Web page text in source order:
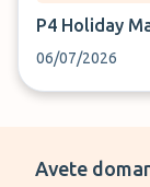
P4 Holiday
06/07/2026
Avete